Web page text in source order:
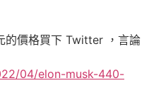
的價格買下 Twitter ，言論
04/elon-musk-440-